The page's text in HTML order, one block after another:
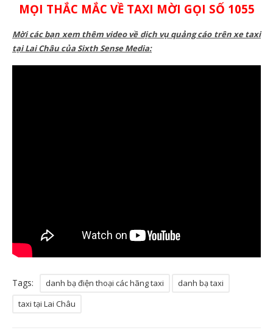
MỌI THẮC MẮC VỀ TAXI MỜI GỌI SỐ 1055
Mời các bạn xem thêm video về dịch vụ quảng cáo trên xe taxi
tại Lai Châu của Sixth Sense Media:
Tags: danh bạ điện thoại các hãng taxi
danh bạ taxi
taxi tại Lai Châu